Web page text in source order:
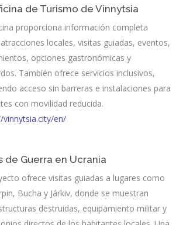
de Turismo de Vinnytsia
proporciona información completa
locales, visitas guiadas, eventos,
opciones gastronómicas y
También ofrece servicios inclusivos,
acceso sin barreras e instalaciones para
con movilidad reducida.
vinnytsia.city/en/
de Guerra en Ucrania
ofrece visitas guiadas a lugares como
Bucha y Járkiv, donde se muestran
destruidas, equipamiento militar y